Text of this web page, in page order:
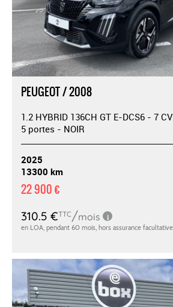
PEUGEOT / 2008
1.2 HYBRID 136CH GT E-DCS6 - 7 CV
5 portes - NOIR
2025
13300 km
22 900 €